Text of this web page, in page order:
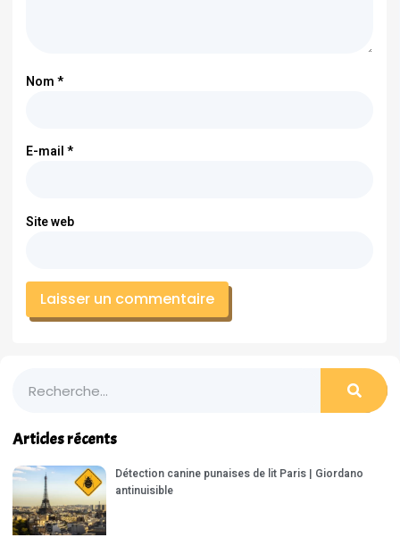
Nom*
E-mail*
Site web
Articles récents
Détection canine punaises de lit Paris | Giordano
antinuisible